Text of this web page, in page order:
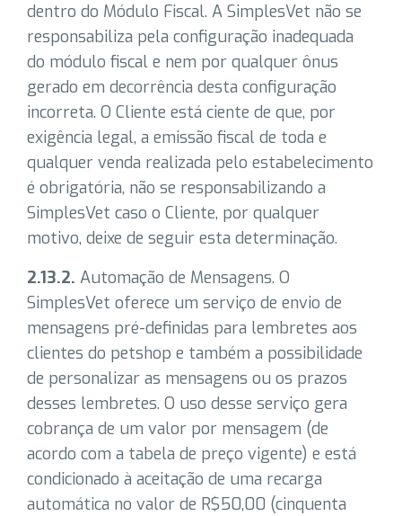
dentro do Módulo Fiscal. A SimplesVet não se
responsabiliza pela configuração inadequada
do módulo fiscal e nem por qualquer ônus
gerado em decorrência desta configuração
incorreta. O Cliente está ciente de que, por
exigência legal, a emissão fiscal de toda e
qualquer venda realizada pelo estabelecimento
é obrigatória, não se responsabilizando a
SimplesVet caso o Cliente, por qualquer
motivo, deixe de seguir esta determinação.
2.13.2. Automação de Mensagens. O
SimplesVet oferece um serviço de envio de
mensagens pré-definidas para lembretes aos
clientes do petshop e também a possibilidade
de personalizar as mensagens ou os prazos
desses lembretes. O uso desse serviço gera
cobrança de um valor por mensagem (de
acordo com a tabela de preço vigente) e está
condicionado à aceitação de uma recarga
automática no valor de R$50,00 (cinquenta